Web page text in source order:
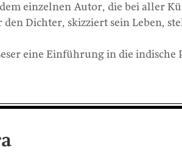
einzelnen Autor, die bei aller
Dichter, skizziert sein Leben,
eine Einführung in die indische